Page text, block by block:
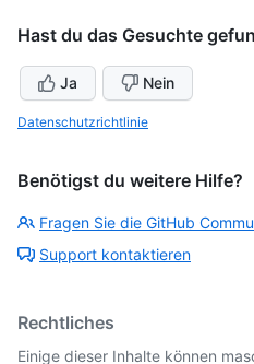
Hast du das Gesuchte
Ja Nein
Datenschutzrichtlinie
Benötigst du weitere Hilfe?
Fragen Sie die GitHub
Support kontaktieren
Rechtliches
Einige dieser Inhalte können